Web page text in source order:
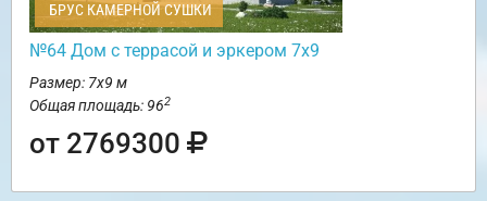
БРУС КАМЕРНОЙ СУШКИ
№64 Дом с террасой и эркером 7х9
Размер: 7х9 м
Общая площадь: 962
от 2769300